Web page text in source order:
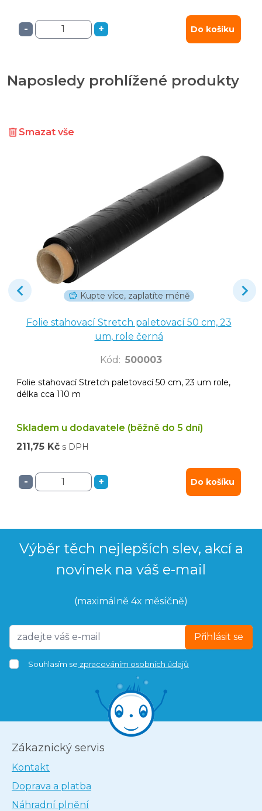
- + Do košíku
Naposledy prohlížené produkty
Smazat vše
Kupte více, zaplatíte méně
Folie stahovací Stretch paletovací 50 cm, 23
um, role černá
Kód : 500003
Folie stahovací Stretch paletovací 50 cm, 23 um role,
délka cca 110 m
Skladem u dodavatele (běžně do 5 dní)
211,75 Kč s DPH
- + Do košíku
Výběr těch nejlepších slev, akcí a
novinek na váš e-mail
(maximálně 4x měsíčně)
Přihlásit se
Souhlasím se zpracováním osobních údajů
Zákaznický servis
Kontakt
Doprava a platba
Náhradní plnění